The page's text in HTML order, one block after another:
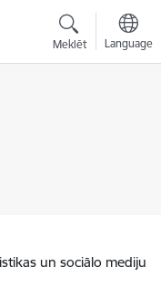
Meklēt Language
un sociālo mediju